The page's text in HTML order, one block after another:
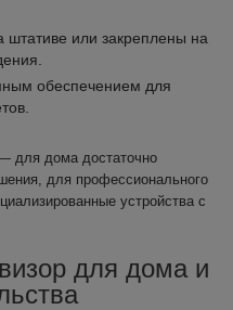
штативе или закреплены на
обеспечением для
для дома достаточно
для профессионального
устройства с
для дома и